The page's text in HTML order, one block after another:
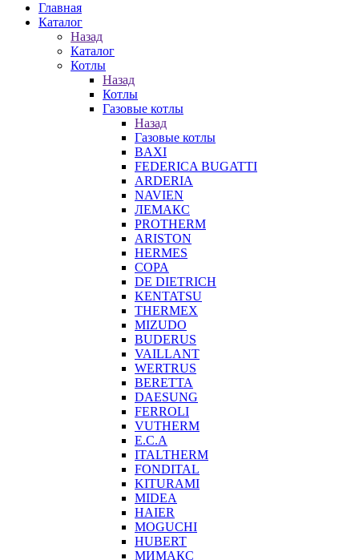
Главная
Каталог
Назад
Каталог
Котлы
Назад
Котлы
Газовые котлы
Назад
Газовые котлы
BAXI
FEDERICA BUGATTI
ARDERIA
NAVIEN
ЛЕМАКС
PROTHERM
ARISTON
HERMES
COPA
DE DIETRICH
KENTATSU
THERMEX
MIZUDO
BUDERUS
VAILLANT
WERTRUS
BERETTA
DAESUNG
FERROLI
VUTHERM
E.C.A
ITALTHERM
FONDITAL
KITURAMI
MIDEA
HAIER
MOGUCHI
HUBERT
МИМАКС